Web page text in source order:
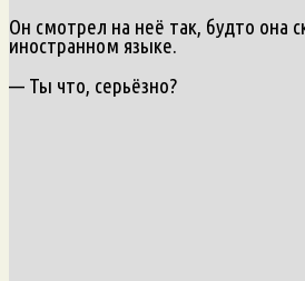
Он смотрел на неё так, будто она
иностранном языке.
— Ты что, серьёзно?